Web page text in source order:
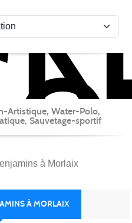
Artistique, Water-Polo,
Sauvetage-sportif
à Morlaix
À MORLAIX